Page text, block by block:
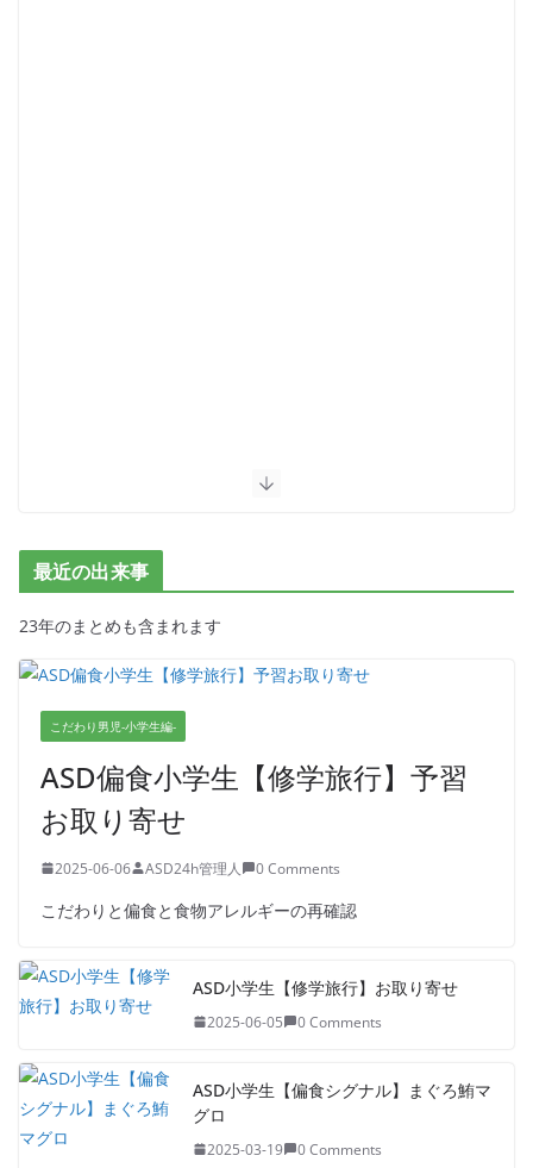
最近の出来事
23年のまとめも含まれます
こだわり男児-小学生編-
ASD偏食小学生【修学旅行】予習
お取り寄せ
2025-06-06 ASD24h管理人 0 Comments
こだわりと偏食と食物アレルギーの再確認
ASD小学生【修学旅行】お取り寄せ
2025-06-05 0 Comments
ASD小学生【偏食シグナル】まぐろ鮪マ
グロ
2025-03-19 0 Comments